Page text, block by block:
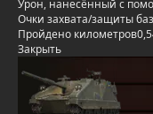
Урон, нанесённый с
Очки захвата/защиты
Пройдено километров
Закрыть